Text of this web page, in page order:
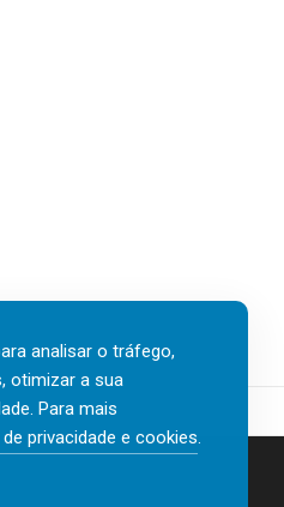
analisar o tráfego,
otimizar a sua
Para mais
privacidade e cookies.